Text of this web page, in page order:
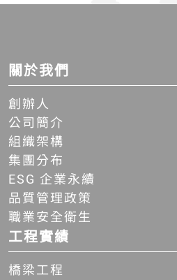
關於我們
創辦人
公司簡介
組織架構
集團分布
ESG 企業永續
品質管理政策
職業安全衛生
工程實績
橋梁工程